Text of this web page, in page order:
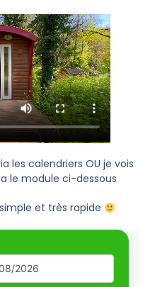
les calendriers OU je vois
le module ci-dessous
et très rapide